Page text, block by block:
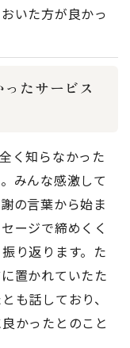
いた方が良かっ
たサービス
く知らなかった
みんな感激して
の言葉から始ま
ージで締めくく
り返ります。た
置かれていたた
も話しており、
かったとのこと